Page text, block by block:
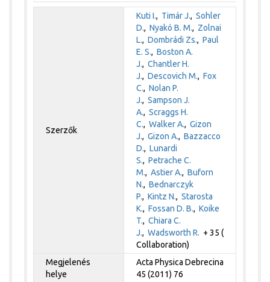
Szerzők
Kuti I., Timár J.,Sohler
D.,Nyakó B. M., Zolnai
L.,Dombrádi Zs.,Paul
E. S.,Boston A.
J.,Chantler H.
J.,Descovich M.,Fox
C.,Nolan P.
J.,Sampson J.
A.,Scraggs H.
C.,Walker A.,Gizon
J.,Gizon A.,Bazzacco
D.,Lunardi
S.,Petrache C.
M.,Astier A.,Buforn
N.,Bednarczyk
P.,Kintz N.,Starosta
K.,Fossan D. B.,Koike
T.,Chiara C.
J.,Wadsworth R. + 35 (
Collaboration)
Megjelenés
helye
Acta Physica Debrecina
45 (2011) 76